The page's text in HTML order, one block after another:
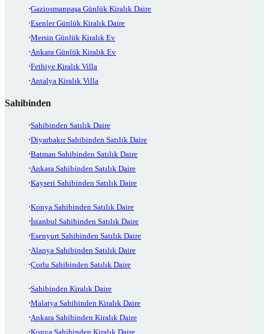
Gaziosmanpaşa Günlük Kiralık Daire
Esenler Günlük Kiralık Daire
Mersin Günlük Kiralık Ev
Ankara Günlük Kiralık Ev
Fethiye Kiralık Villa
Antalya Kiralık Villa
Sahibinden
Sahibinden Satılık Daire
Diyarbakır Sahibinden Satılık Daire
Batman Sahibinden Satılık Daire
Ankara Sahibinden Satılık Daire
Kayseri Sahibinden Satılık Daire
Konya Sahibinden Satılık Daire
İstanbul Sahibinden Satılık Daire
Esenyurt Sahibinden Satılık Daire
Alanya Sahibinden Satılık Daire
Çorlu Sahibinden Satılık Daire
Sahibinden Kiralık Daire
Malatya Sahibinden Kiralık Daire
Ankara Sahibinden Kiralık Daire
Konya Sahibinden Kiralık Daire